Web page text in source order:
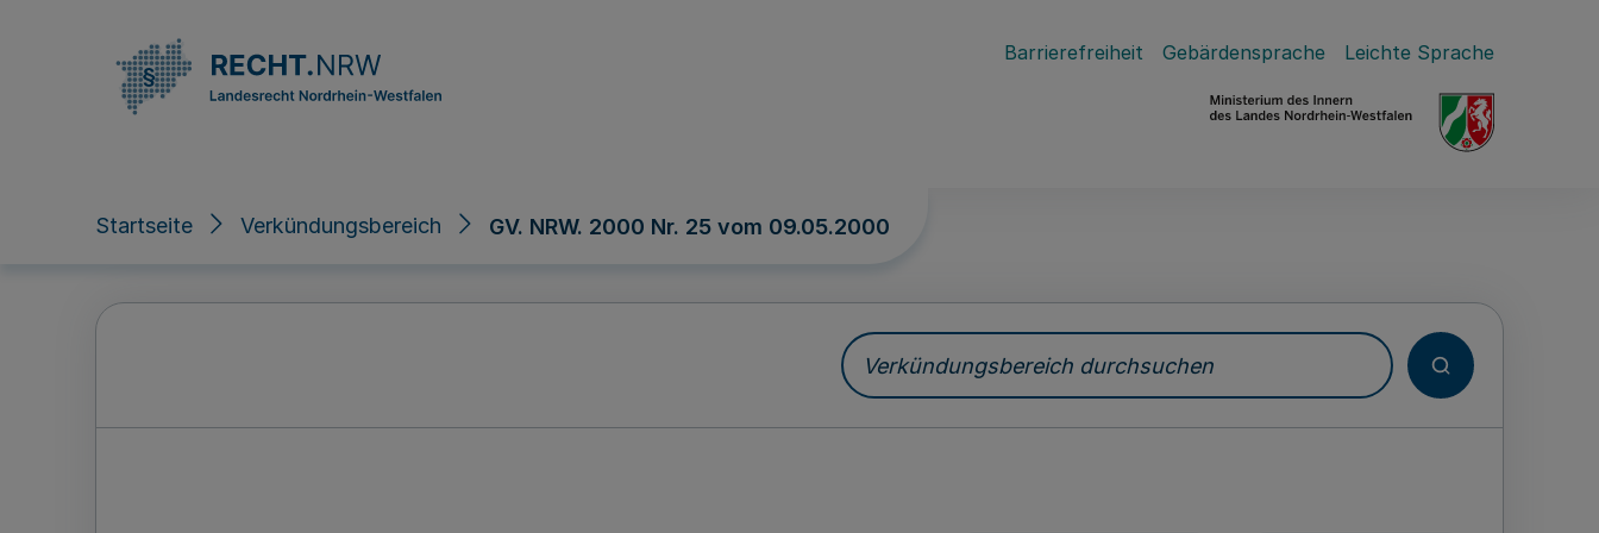
Barrierefreiheit Gebärdensprache Leichte Sprache
Startseite Verkündungsbereich GV. NRW. 2000 Nr. 25 vom 09.05.2000
Verkündungsbereich durchsuchen